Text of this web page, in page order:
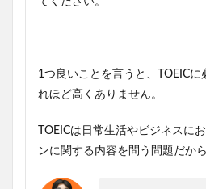
1つ良いことを言うと、TOEIC
れほど高くありません。
TOEICは日常生活やビジネスに
ンに関する内容を問う問題だから